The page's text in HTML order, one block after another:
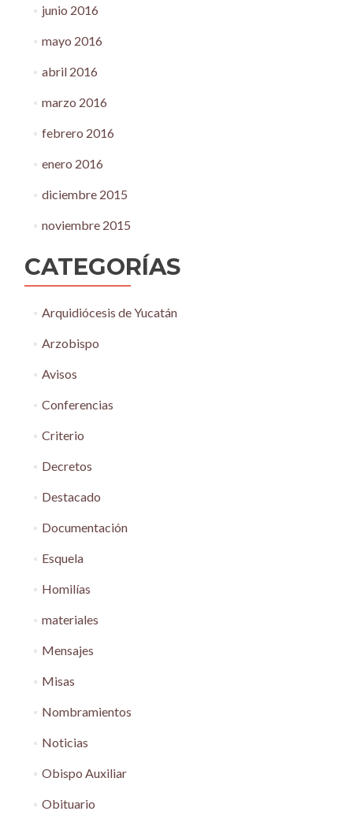
junio 2016
mayo 2016
abril 2016
marzo 2016
febrero 2016
enero 2016
diciembre 2015
noviembre 2015
CATEGORÍAS
Arquidiócesis de Yucatán
Arzobispo
Avisos
Conferencias
Criterio
Decretos
Destacado
Documentación
Esquela
Homilías
materiales
Mensajes
Misas
Nombramientos
Noticias
Obispo Auxiliar
Obituario